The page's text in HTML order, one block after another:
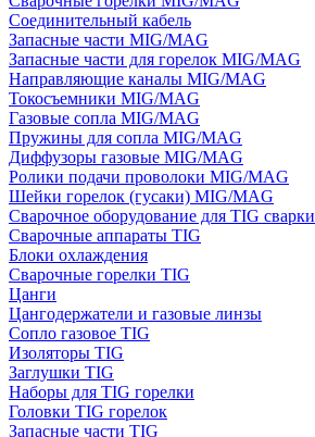
Соединительный кабель
Запасные части MIG/MAG
Запасные части для горелок MIG/MAG
Направляющие каналы MIG/MAG
Токосъемники MIG/MAG
Газовые сопла MIG/MAG
Пружины для сопла MIG/MAG
Диффузоры газовые MIG/MAG
Ролики подачи проволоки MIG/MAG
Шейки горелок (гусаки) MIG/MAG
Сварочное оборудование для TIG сварки
Сварочные аппараты TIG
Блоки охлаждения
Сварочные горелки TIG
Цанги
Цангодержатели и газовые линзы
Сопло газовое TIG
Изоляторы TIG
Заглушки TIG
Наборы для TIG горелки
Головки TIG горелок
Запасные части TIG